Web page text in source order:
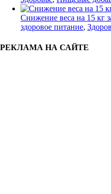
Снижение веса на 15 кг
здоровое питание,
РЕКЛАМА НА САЙТЕ